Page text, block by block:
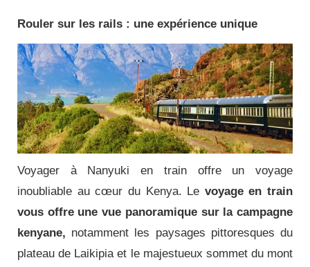
Rouler sur les rails : une expérience unique
Voyager à Nanyuki en train offre un voyage
inoubliable au cœur du Kenya. Le voyage en train
vous offre une vue panoramique sur la campagne
kenyane, notamment les paysages pittoresques du
plateau de Laikipia et le majestueux sommet du mont